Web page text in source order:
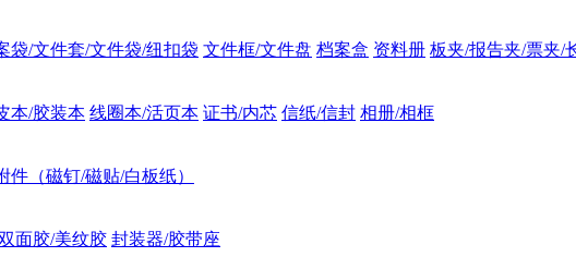
袋/文件套/文件袋/纽扣袋 文件框/文件盘 档案盒 资料册 板夹/报告夹/票夹/
本/胶装本 线圈本/活页本 证书/内芯 信纸/信封 相册/相框
件（磁钉/磁贴/白板纸）
面胶/美纹胶 封装器/胶带座